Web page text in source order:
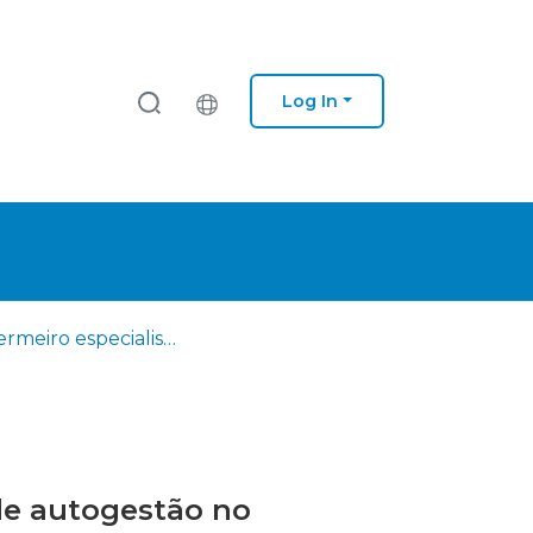
Log In
O enfermeiro especialista como promotor de competências de autogestão no adolescente com doença crónica
autogestão no